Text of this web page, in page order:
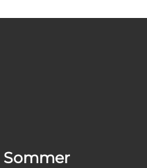
Sommer